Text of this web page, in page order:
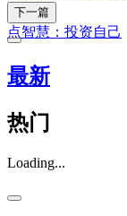
下一篇
点智慧：投资自己
最新
热门
Loading...